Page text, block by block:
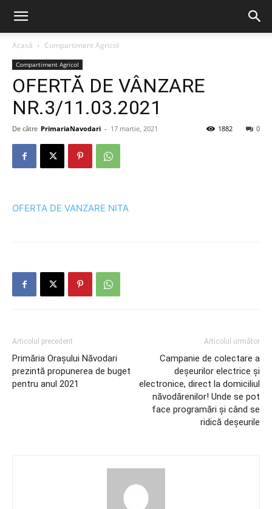
Acasă Compartiment Agricol
Compartiment Agricol
OFERTĂ DE VÂNZARE
NR.3/11.03.2021
De către PrimariaNavodari - 17 martie, 2021 0
1882
OFERTA DE VANZARE NITA
Articolul precedent
Primăria Orașului Năvodari
prezintă propunerea de buget
pentru anul 2021
Articolul următor
Campanie de colectare a
deșeurilor electrice și
electronice, direct la domiciliul
năvodărenilor! Unde se pot
face programări și când se
ridică deșeurile